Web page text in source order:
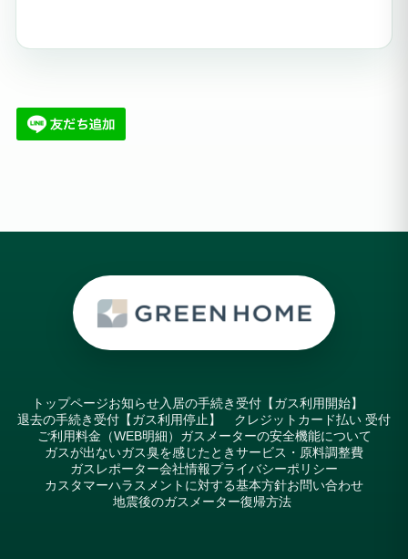
トップページお知らせ入居の手続き受付【ガス利用開始】
退去の手続き受付【ガス利用停止】 クレジットカード払い 受付
ご利用料金（WEB明細） ガスメーターの安全機能について
ガスが出ないガス臭を感じたときサービス・原料調整費
ガスレポーター会社情報プライバシーポリシー
カスタマーハラスメントに対する基本方針お問い合わせ
地震後のガスメーター復帰方法